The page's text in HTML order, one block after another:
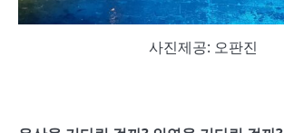
사진제공: 오판진